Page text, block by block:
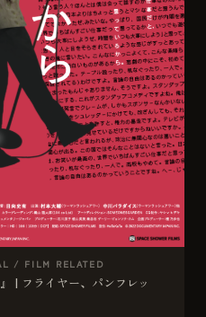
/ FILM RELATED
| フライヤー、パンフレッ